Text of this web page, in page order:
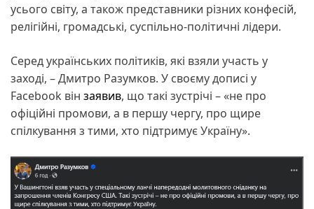
усього світу, а також представники різних конфесій,
релігійні, громадські, суспільно-політичні лідери.
Серед українських політиків, які взяли участь у
заході, – Дмитро Разумков. У своєму дописі у
Facebook він заявив, що такі зустрічі – «не про
офіційні промови, а в першу чергу, про щире
спілкування з тими, хто підтримує Україну».